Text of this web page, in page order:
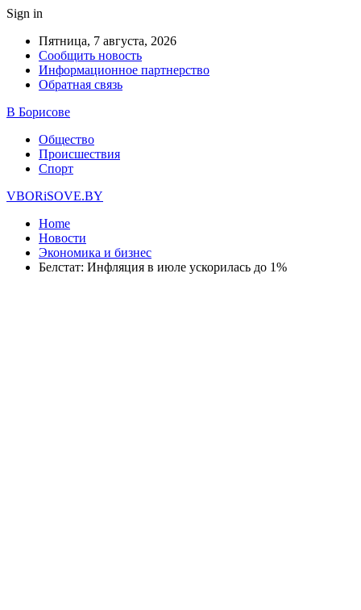
Sign in
Пятница, 7 августа, 2026
Сообщить новость
Информационное партнерство
Обратная связь
В Борисове
Общество
Происшествия
Спорт
VBORiSOVE.BY
Home
Новости
Экономика и бизнес
Белстат: Инфляция в июле ускорилась до 1%